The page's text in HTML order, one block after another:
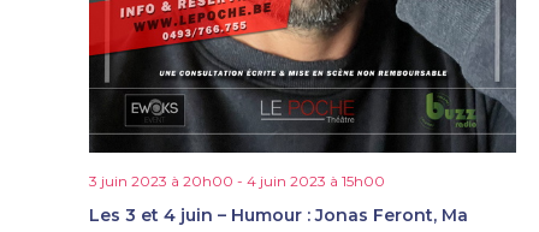
Les 3 et 4 juin – Humour : Jonas Feront, Ma
3 juin 2023 à 20h00 - 4 juin 2023 à 15h00